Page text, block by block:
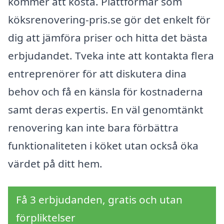
köksrenovering-pris.se gör det enkelt för
dig att jämföra priser och hitta det bästa
erbjudandet. Tveka inte att kontakta flera
entreprenörer för att diskutera dina
behov och få en känsla för kostnaderna
samt deras expertis. En väl genomtänkt
renovering kan inte bara förbättra
funktionaliteten i köket utan också öka
värdet på ditt hem.
Få 3 erbjudanden, gratis och utan
förpliktelser